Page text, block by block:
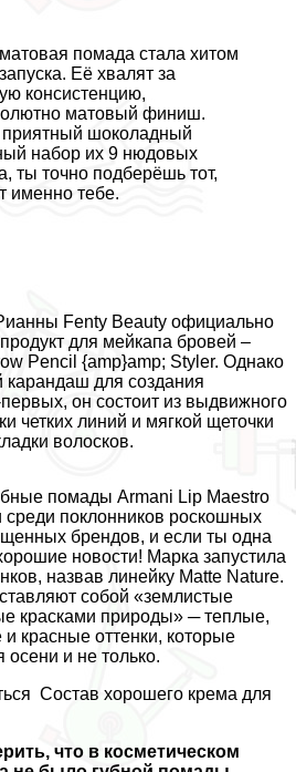
помада стала хитом
Её хвалят за
консистенцию,
матовый финиш.
приятный шоколадный
набор их 9 нюдовых
ты точно подберёшь тот,
именно тебе.
Fenty Beauty официально
для мейкапа бровей –
Pencil {amp}amp; Styler. Однако
карандаш для создания
он состоит из выдвижного
четких линий и мягкой щеточки
волосков.
помады Armani Lip Maestro
поклонников роскошных
брендов, и если ты одна
новости! Марка запустила
назвав линейку Matte Nature.
собой «землистые
красками природы» ─ теплые,
красные оттенки, которые
осени и не только.
Состав хорошего крема для
что в косметическом